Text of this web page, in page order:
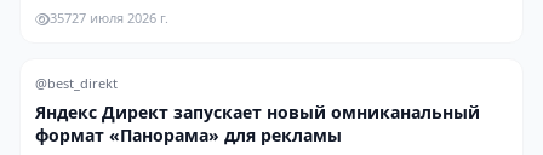
35727 июля 2026 г.
@best_direkt
Яндекс Директ запускает новый омниканальный
формат «Панорама» для рекламы